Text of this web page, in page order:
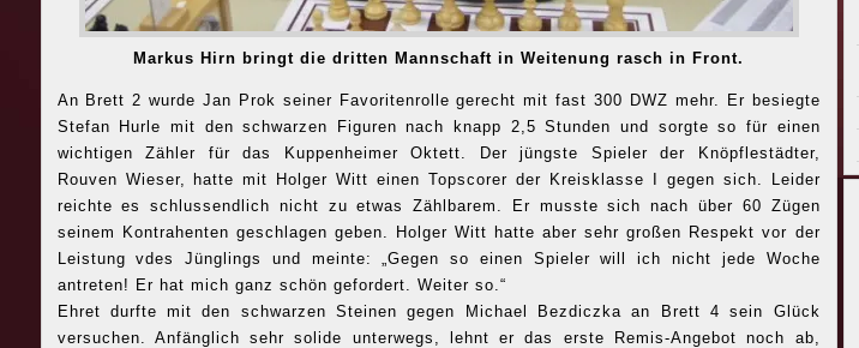
Markus Hirn bringt die dritten Mannschaft in Weitenung rasch in Front.
An Brett 2 wurde Jan Prok seiner Favoritenrolle gerecht mit fast 300 DWZ mehr. Er besiegte
Stefan Hurle mit den schwarzen Figuren nach knapp 2,5 Stunden und sorgte so für einen
wichtigen Zähler für das Kuppenheimer Oktett. Der jüngste Spieler der Knöpflestädter,
Rouven Wieser, hatte mit Holger Witt einen Topscorer der Kreisklasse I gegen sich. Leider
reichte es schlussendlich nicht zu etwas Zählbarem. Er musste sich nach über 60 Zügen
seinem Kontrahenten geschlagen geben. Holger Witt hatte aber sehr großen Respekt vor der
Leistung vdes Jünglings und meinte: „Gegen so einen Spieler will ich nicht jede Woche
antreten! Er hat mich ganz schön gefordert. Weiter so.“
Ehret durfte mit den schwarzen Steinen gegen Michael Bezdiczka an Brett 4 sein Glück
versuchen. Anfänglich sehr solide unterwegs, lehnt er das erste Remis-Angebot noch ab,